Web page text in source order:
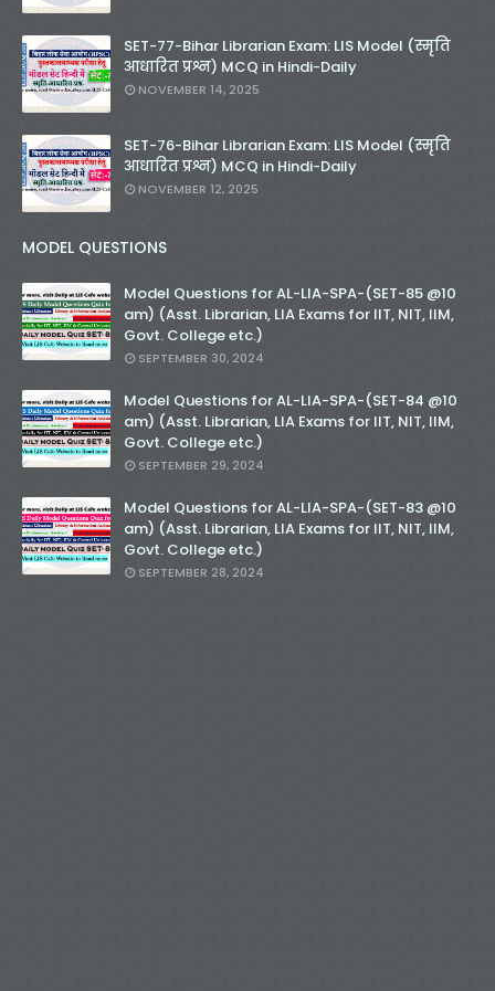
SET-77-Bihar Librarian Exam: LIS Model (स्मृति
आधारित प्रश्न) MCQ in Hindi-Daily
NOVEMBER 14, 2025
SET-76-Bihar Librarian Exam: LIS Model (स्मृति
आधारित प्रश्न) MCQ in Hindi-Daily
NOVEMBER 12, 2025
MODEL QUESTIONS
Model Questions for AL-LIA-SPA-(SET-85 @10
am) (Asst. Librarian, LIA Exams for IIT, NIT, IIM,
Govt. College etc.)
SEPTEMBER 30, 2024
Model Questions for AL-LIA-SPA-(SET-84 @10
am) (Asst. Librarian, LIA Exams for IIT, NIT, IIM,
Govt. College etc.)
SEPTEMBER 29, 2024
Model Questions for AL-LIA-SPA-(SET-83 @10
am) (Asst. Librarian, LIA Exams for IIT, NIT, IIM,
Govt. College etc.)
SEPTEMBER 28, 2024